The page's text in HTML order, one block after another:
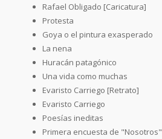
Rafael Obligado [Caricatura]
Protesta
Goya o el pintura exasperado
La nena
Huracán patagónico
Una vida como muchas
Evaristo Carriego [Retrato]
Evaristo Carriego
Poesías ineditas
Primera encuesta de "Nosotros"